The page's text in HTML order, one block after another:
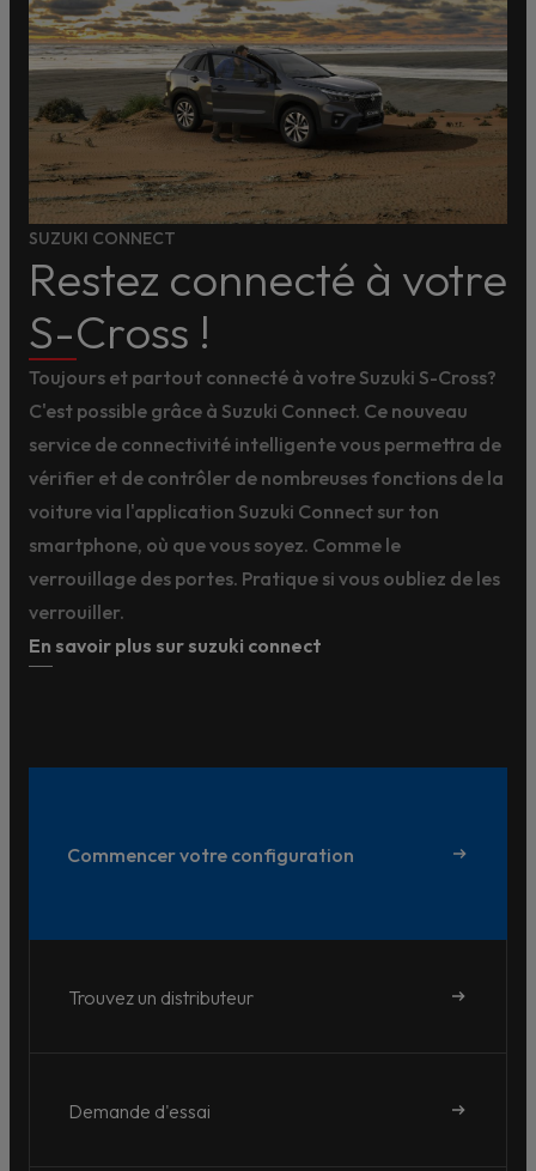
SUZUKI CONNECT
Restez connecté à votre
S-Cross !
Toujours et partout connecté à votre Suzuki S-Cross?
C'est possible grâce à Suzuki Connect. Ce nouveau
service de connectivité intelligente vous permettra de
vérifier et de contrôler de nombreuses fonctions de la
voiture via l'application Suzuki Connect sur ton
smartphone, où que vous soyez. Comme le
verrouillage des portes. Pratique si vous oubliez de les
verrouiller.
En savoir plus sur suzuki connect
Commencer votre configuration
Trouvez un distributeur
Demande d'essai